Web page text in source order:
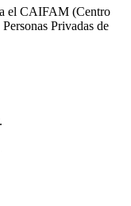
el CAIFAM (Centro
Privadas de